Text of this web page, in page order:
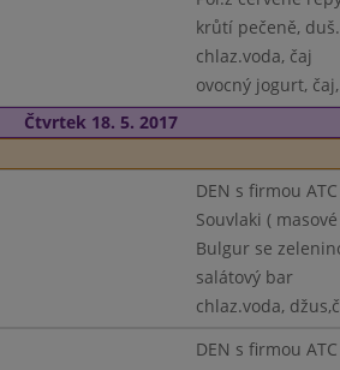
krůtí pečeně,
chlaz.voda, čaj
ovocný jogurt,
Čtvrtek 18. 5. 2017
DEN s firmou
Souvlaki (
Bulgur se
salátový bar
chlaz.voda,
DEN s firmou